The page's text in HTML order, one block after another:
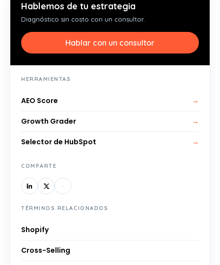
Hablemos de tu estrategia
Diagnóstico sin costo con un consultor.
Hablar con un consultor
HERRAMIENTAS
AEO Score →
Growth Grader →
Selector de HubSpot →
COMPARTE
TÉRMINOS RELACIONADOS
Shopify
Cross-Selling